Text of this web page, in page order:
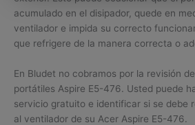
acumulado en el disipador, quede en
ventilador e impida su correcto
que refrigere de la manera correcta o
En Bludet no cobramos por la revisión
portátiles Aspire E5-476. Usted puede
servicio gratuito e identificar si se debe
al ventilador de su Acer Aspire E5-476.